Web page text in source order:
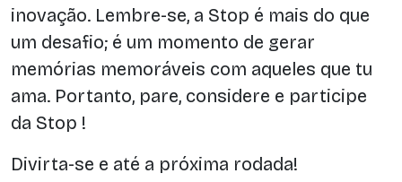
inovação. Lembre-se, a Stop é mais do que
um desafio; é um momento de gerar
memórias memoráveis com aqueles que tu
ama. Portanto, pare, considere e participe
da Stop !
Divirta-se e até a próxima rodada!